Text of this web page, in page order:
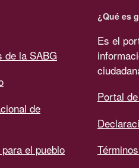
de la SABG
de
el pueblo
¿Qué es
Es el
Portal